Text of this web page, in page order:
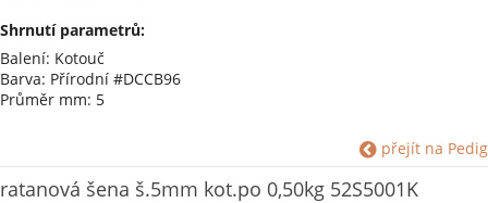
Shrnutí parametrů:
Balení: Kotouč
Barva: Přírodní #DCCB96
Průměr mm: 5
přejít na Pedig
ratanová šena š.5mm kot.po 0,50kg 52S5001K